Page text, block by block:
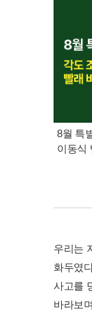
8월 특
이동식
우리는
화두였
사고를
바라보